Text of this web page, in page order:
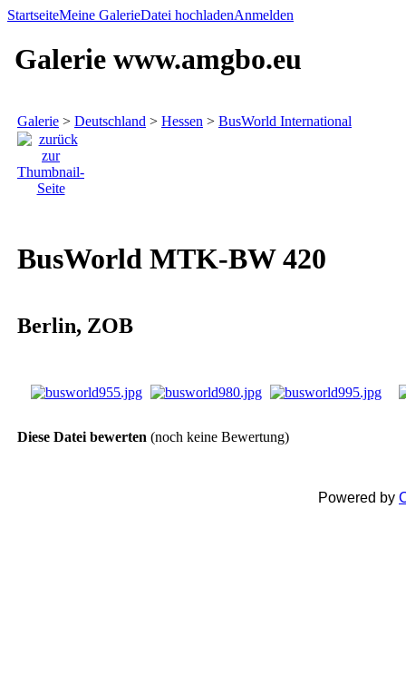
StartseiteMeine GalerieDatei hochladenAnmelden
Galerie www.amgbo.eu
Galerie > Deutschland > Hessen > BusWorld International
BusWorld MTK-BW 420
Berlin, ZOB
Diese Datei bewerten (noch keine Bewertung)
Powered by